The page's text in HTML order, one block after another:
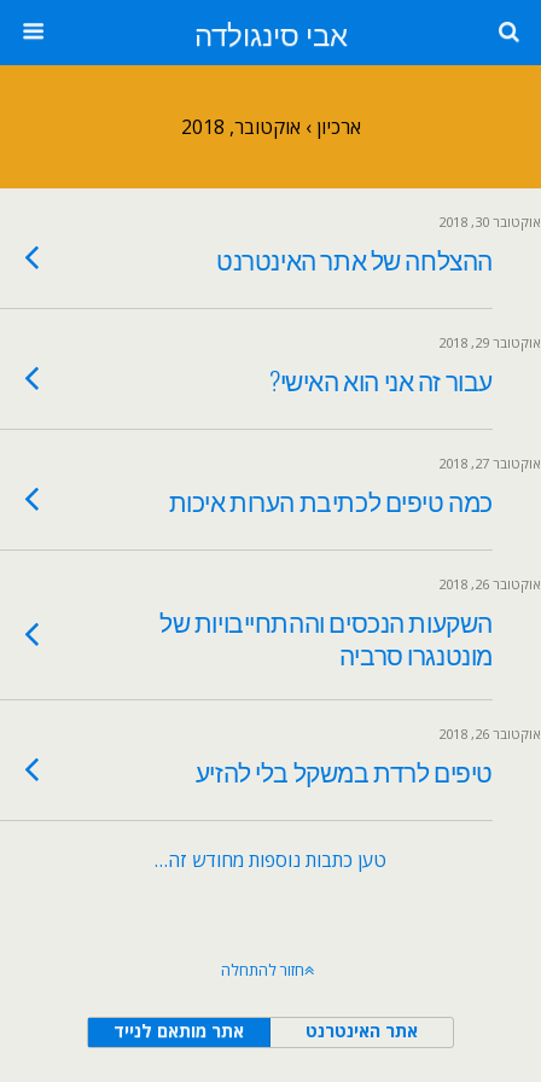
אבי סינגולדה
ארכיון › אוקטובר, 2018
אוקטובר 30, 2018
ההצלחה של אתר האינטרנט
אוקטובר 29, 2018
עבור זה אני הוא האישי?
אוקטובר 27, 2018
כמה טיפים לכתיבת הערות איכות
אוקטובר 26, 2018
השקעות הנכסים וההתחייבויות של
מונטנגרו סרביה
אוקטובר 26, 2018
טיפים לרדת במשקל בלי להזיע
טען כתבות נוספות מחודש זה…
חזור להתחלה
אתר מותאם לנייד אתר האינטרנט